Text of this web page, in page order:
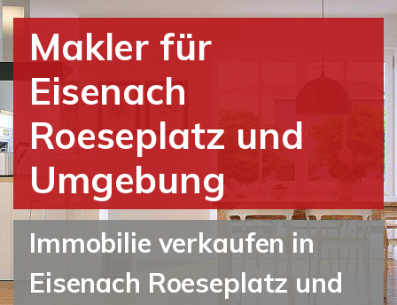
Makler für
Eisenach
Roeseplatz und
Umgebung
Immobilie verkaufen in
Eisenach Roeseplatz und